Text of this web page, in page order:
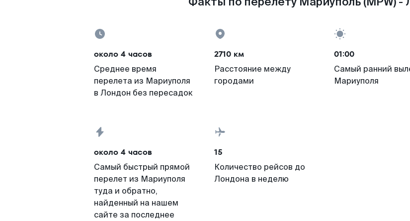
около 4 часов
Среднее время
перелета из Мариуполя
в Лондон без пересадок
2710 км
Расстояние между
городами
01:00
Самый ранний
Мариуполя
около 4 часов
Самый быстрый прямой
перелет из Мариуполя
туда и обратно,
найденный на нашем
сайте за последнее
15
Количество рейсов до
Лондона в неделю